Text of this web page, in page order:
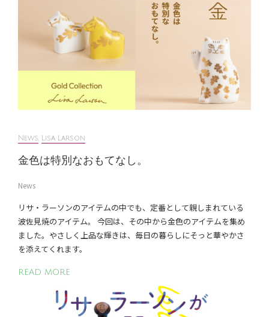
News, Lisa Larson
金色は特別なおもてなし。
News
リサ・ラーソンのアイテムの中でも、定番として親しまれている
波佐見焼のアイテム。 今回は、その中から金色のアイテムを集め
ました。やさしく上品な輝きは、毎日の暮らしにそっと華やかさ
を添えてくれます。
READ MORE